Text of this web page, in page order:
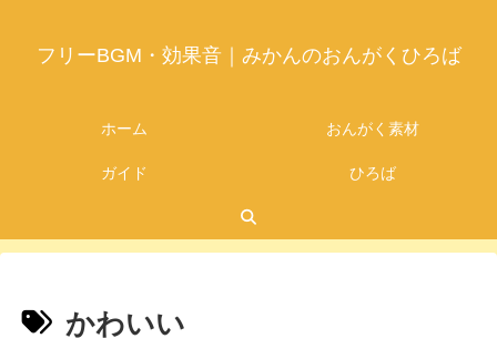
フリーBGM・効果音｜みかんのおんがくひろば
ホーム おんがく素材
ガイド ひろば
かわいい